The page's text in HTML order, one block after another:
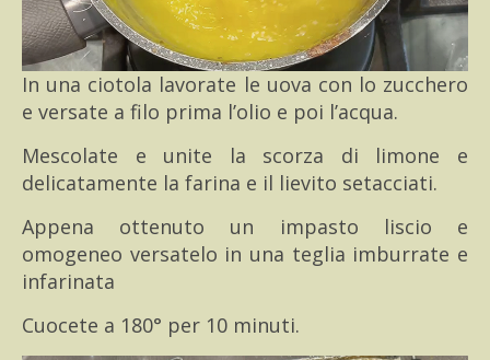
In una ciotola lavorate le uova con lo zucchero
e versate a filo prima l’olio e poi l’acqua.
Mescolate e unite la scorza di limone e
delicatamente la farina e il lievito setacciati.
Appena ottenuto un impasto liscio e
omogeneo versatelo in una teglia imburrate e
infarinata
Cuocete a 180° per 10 minuti.